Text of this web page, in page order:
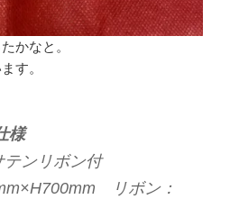
かなと。
す。
様
ンリボン付
リボン：